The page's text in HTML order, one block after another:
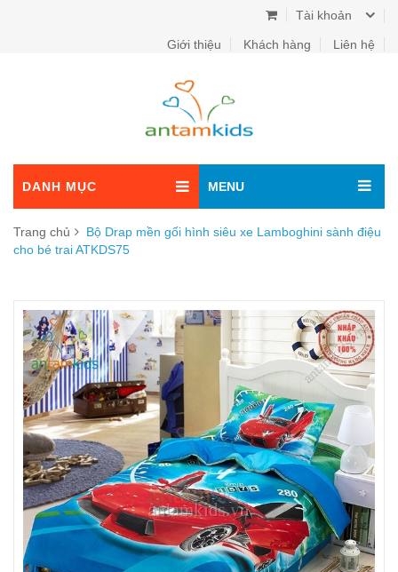
Tài khoản
Giới thiệu Khách hàng Liên hệ
DANH MỤC MENU
Trang chủ
Bộ Drap mền gối hình siêu xe Lamboghini sành điệu
cho bé trai ATKDS75